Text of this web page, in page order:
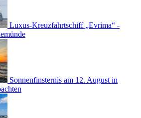
Luxus-Kreuzfahrtschiff „Evrima“ -
Sonnenfinsternis am 12. August in